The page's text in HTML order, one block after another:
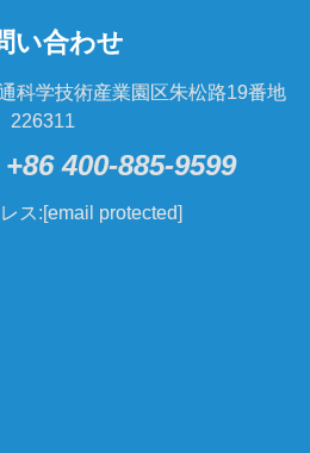
い合わせ
科学技術産業園区朱松路19番地
226311
+86 400-885-9599
ス:[email protected]